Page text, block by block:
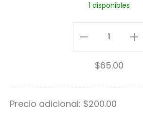
P
i
n
c
a
P
i
n
1 disponibles
Justicia
Pin
cantidad
$65.00
Precio adicional: $200.00